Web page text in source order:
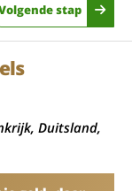
stap
Duitsland,